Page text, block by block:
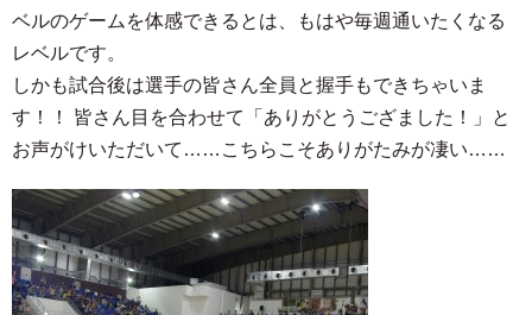
ベルのゲームを体感できるとは、もはや毎週通いたくなる
レベルです。
しかも試合後は選手の皆さん全員と握手もできちゃいま
す！！ 皆さん目を合わせて「ありがとうござました！」と
お声がけいただいて……こちらこそありがたみが凄い……